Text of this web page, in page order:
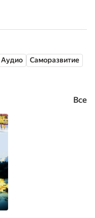
Аудио Саморазвитие
Все